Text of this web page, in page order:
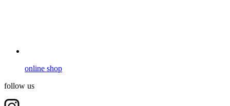
online shop
follow us